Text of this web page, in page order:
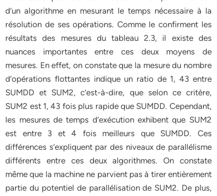
d’un algorithme en mesurant le temps nécessaire à la
résolution de ses opérations. Comme le confirment les
résultats des mesures du tableau 2.3, il existe des
nuances importantes entre ces deux moyens de
mesures. En effet, on constate que la mesure du nombre
d’opérations flottantes indique un ratio de 1, 43 entre
SUMDD et SUM2, c’est-à-dire, que selon ce critère,
SUM2 est 1, 43 fois plus rapide que SUMDD. Cependant,
les mesures de temps d’exécution exhibent que SUM2
est entre 3 et 4 fois meilleurs que SUMDD. Ces
différences s’expliquent par des niveaux de parallélisme
différents entre ces deux algorithmes. On constate
même que la machine ne parvient pas à tirer entièrement
partie du potentiel de parallélisation de SUM2. De plus,